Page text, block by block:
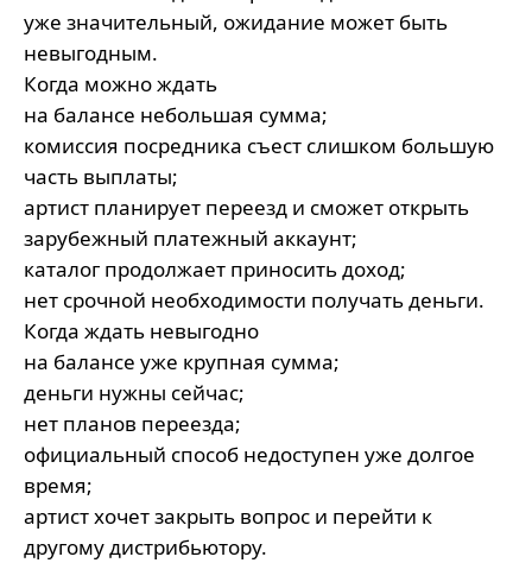
уже значительный, ожидание может быть
невыгодным.
Когда можно ждать
на балансе небольшая сумма;
комиссия посредника съест слишком большую
часть выплаты;
артист планирует переезд и сможет открыть
зарубежный платежный аккаунт;
каталог продолжает приносить доход;
нет срочной необходимости получать деньги.
Когда ждать невыгодно
на балансе уже крупная сумма;
деньги нужны сейчас;
нет планов переезда;
официальный способ недоступен уже долгое
время;
артист хочет закрыть вопрос и перейти к
другому дистрибьютору.